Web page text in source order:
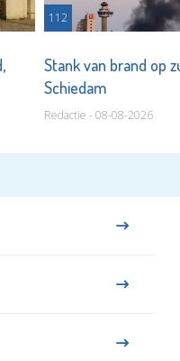
112
Stank van brand op
Schiedam
Redactie - 08-08-2026